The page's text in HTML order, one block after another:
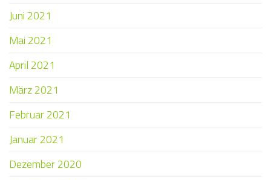
Juni 2021
Mai 2021
April 2021
März 2021
Februar 2021
Januar 2021
Dezember 2020